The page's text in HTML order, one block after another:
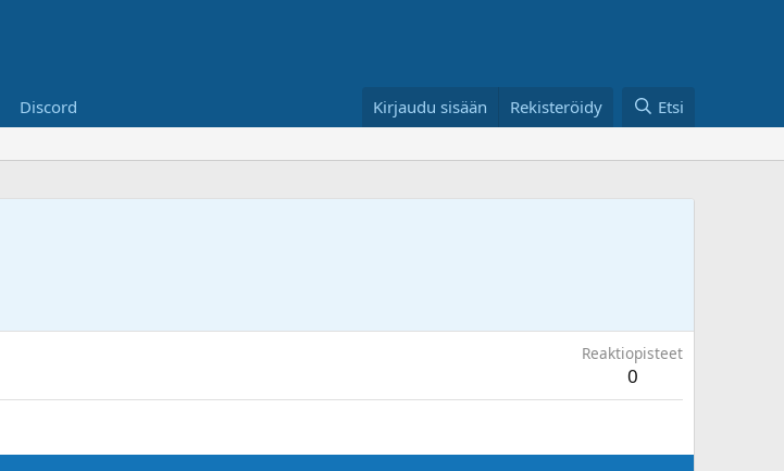
Discord Kirjaudu sisään Rekisteröidy Etsi
Reaktiopisteet
0